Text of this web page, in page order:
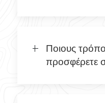
Ποιους
προσφέρετε